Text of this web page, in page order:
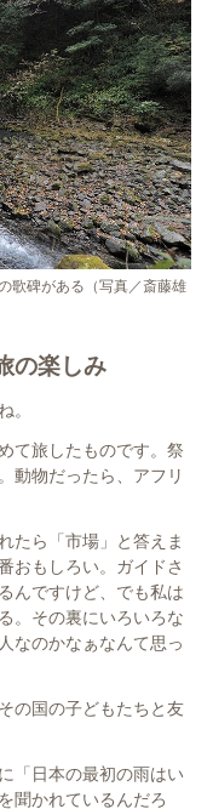
歌碑がある（写真／斎藤雄
の楽しみ
。
て旅したものです。祭
動物だったら、アフリ
たら「市場」と答えま
おもしろい。ガイドさ
んですけど、でも私は
。その裏にいろいろな
なのかなぁなんて思っ
の国の子どもたちと友
「日本の最初の雨はい
聞かれているんだろ